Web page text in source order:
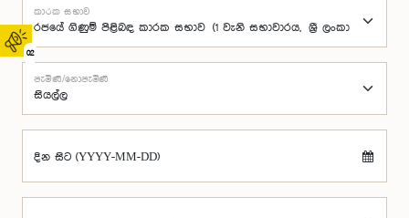
02
කාරක සභාව
පැමිණි/නොපැමිණි
දින සිට (YYYY-MM-DD)